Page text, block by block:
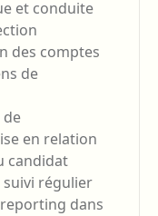
et conduite
des comptes
de
de
en relation
candidat
régulier
dans